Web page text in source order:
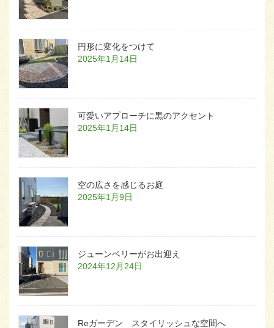
円形に変化をつけて
2025年1月14日
可愛いアプローチに黒のアクセント
2025年1月14日
空の広さを感じるお庭
2025年1月9日
ジューンベリーがお出迎え
2024年12月24日
Reガーデン スタイリッシュな空間へ